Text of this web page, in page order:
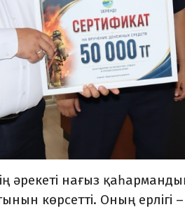
әрекеті нағыз
көрсетті. Оның ерлігі